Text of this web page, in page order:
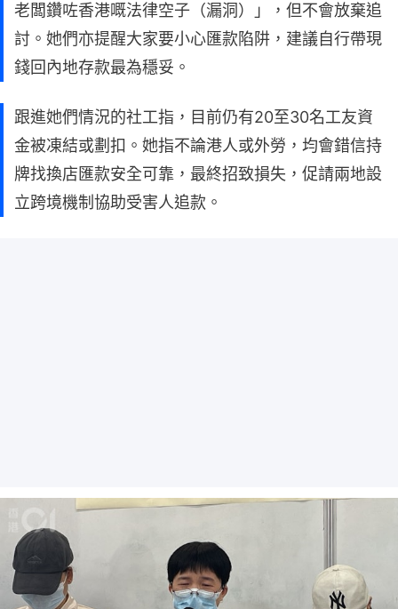
老闆鑽咗香港嘅法律空子（漏洞）」，但不會放棄追
討。她們亦提醒大家要小心匯款陷阱，建議自行帶現
錢回內地存款最為穩妥。
跟進她們情況的社工指，目前仍有20至30名工友資
金被凍結或劃扣。她指不論港人或外勞，均會錯信持
牌找換店匯款安全可靠，最終招致損失，促請兩地設
立跨境機制協助受害人追款。